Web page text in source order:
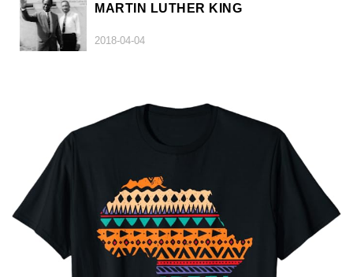
MARTIN LUTHER KING
2018-04-04